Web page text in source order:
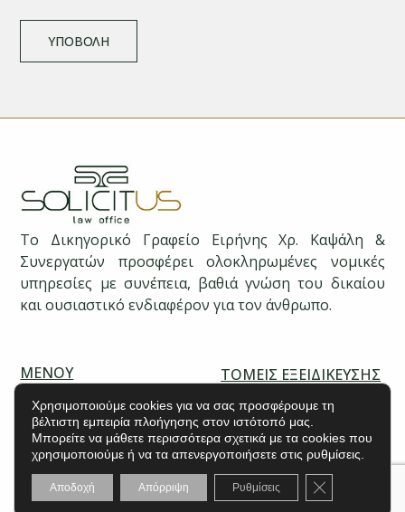
ΥΠΟΒΟΛΉ
Το Δικηγορικό Γραφείο Ειρήνης Χρ. Καψάλη &
Συνεργατών προσφέρει ολοκληρωμένες νομικές
υπηρεσίες με συνέπεια, βαθιά γνώση του δικαίου
και ουσιαστικό ενδιαφέρον για τον άνθρωπο.
ΜΕΝΟΥ
ΑΡΧΙΚΉ
ΤΟ ΓΡΑΦΕΊΟ
Η ΟΜΆΔΑ ΜΑΣ
ΠΟΛΙΤΙΚΉ ΑΠΟΡΡΉΤΟΥ
ΤΟΜΕΊΣ ΕΞΕΙΔΊΚΕΥΣΗΣ
ΕΠΙΧΕΙΡΉΣΕΙΣ
Χρησιμοποιούμε cookies για να σας προσφέρουμε τη
βέλτιστη εμπειρία πλοήγησης στον ιστότοπό μας.
Μπορείτε να μάθετε περισσότερα σχετικά με τα cookies που
χρησιμοποιούμε ή να τα απενεργοποιήσετε στις ρυθμίσεις.
Αποδοχή Απόρριψη Ρυθμίσεις Κλείσιμο του